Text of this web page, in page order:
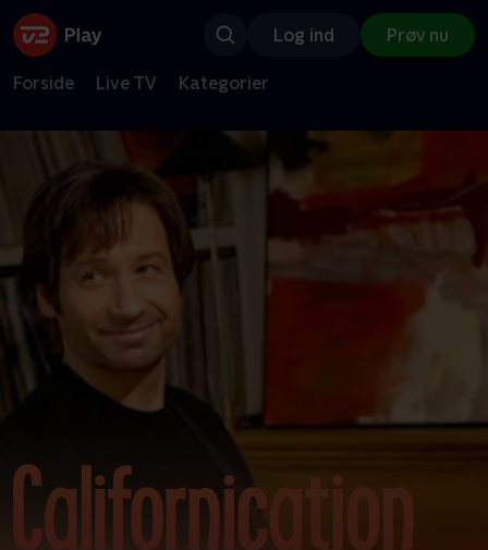
Log ind Prøv nu
Forside Live TV Kategorier